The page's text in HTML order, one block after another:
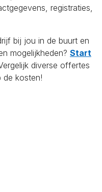
registraties,
bij jou in de buurt en
mogelijkheden? Start
diverse offertes
de kosten!